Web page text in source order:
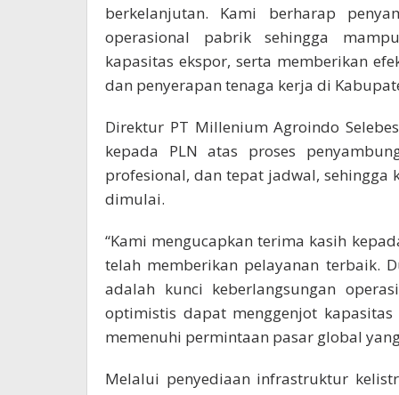
berkelanjutan. Kami berharap
operasional pabrik sehingga
kapasitas ekspor, serta memberikan
dan penyerapan tenaga kerja di
Direktur PT Millenium Agroindo
kepada PLN atas proses
profesional, dan tepat jadwal, sehingga
dimulai.
“Kami mengucapkan terima kasih
telah memberikan pelayanan terbaik.
adalah kunci keberlangsungan
optimistis dapat menggenjot
memenuhi permintaan pasar global
Melalui penyediaan infrastruktur